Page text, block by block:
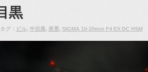
黒
タグ： ビル, 中目黒, 夜景, SIGMA 10-20mm F4 EX DC HSM